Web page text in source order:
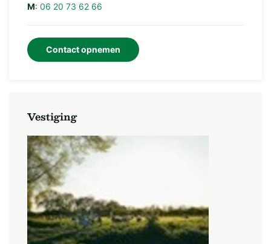
M: 06 20 73 62 66
Contact opnemen
Vestiging